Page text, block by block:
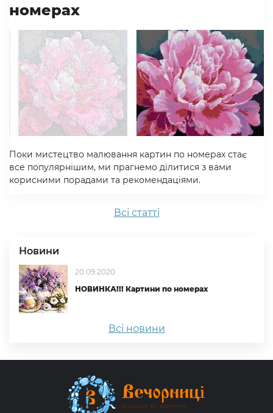
номерах
Поки мистецтво малювання картин по номерах стає
все популярнішим, ми прагнемо ділитися з вами
корисними порадами та рекомендаціями.
Всi статтi
Новини
20.09.2020
НОВИНКА!!! Картини по номерах
Всі новини